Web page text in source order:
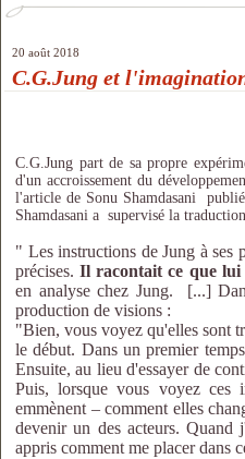
20 août 2018
C.G.Jung et
C.G.Jung part de sa propre
d'un accroissement du
l'article de Sonu Shamdasani
Shamdasani a supervisé la
" Les instructions de Jung à ses
précises.Il racontait ce que lui
en analyse chez Jung. [...]
production de visions :
"Bien, vous voyez qu'elles sont
le début. Dans un premier
Ensuite, au lieu d'essayer de
Puis, lorsque vous voyez ces
emmènent – comment elles
devenir un des acteurs. Quand
appris comment me placer dans